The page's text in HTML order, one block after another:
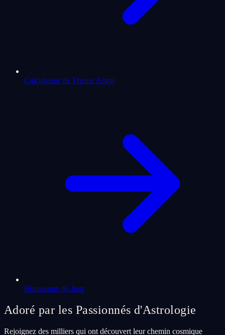
Calculateur de Theme Astral
Horoscope du Jour
Adoré par les Passionnés d'Astrologie
Rejoignez des milliers qui ont découvert leur chemin cosmique